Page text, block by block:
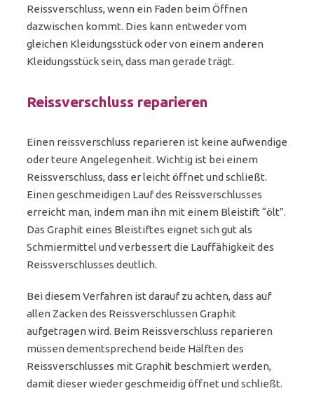
Reissverschluss, wenn ein Faden beim Öffnen
dazwischen kommt. Dies kann entweder vom
gleichen Kleidungsstück oder von einem anderen
Kleidungsstück sein, dass man gerade trägt.
Reissverschluss reparieren
Einen reissverschluss reparieren ist keine aufwendige
oder teure Angelegenheit. Wichtig ist bei einem
Reissverschluss, dass er leicht öffnet und schließt.
Einen geschmeidigen Lauf des Reissverschlusses
erreicht man, indem man ihn mit einem Bleistift “ölt”.
Das Graphit eines Bleistiftes eignet sich gut als
Schmiermittel und verbessert die Lauffähigkeit des
Reissverschlusses deutlich.
Bei diesem Verfahren ist darauf zu achten, dass auf
allen Zacken des Reissverschlussen Graphit
aufgetragen wird. Beim Reissverschluss reparieren
müssen dementsprechend beide Hälften des
Reissverschlusses mit Graphit beschmiert werden,
damit dieser wieder geschmeidig öffnet und schließt.